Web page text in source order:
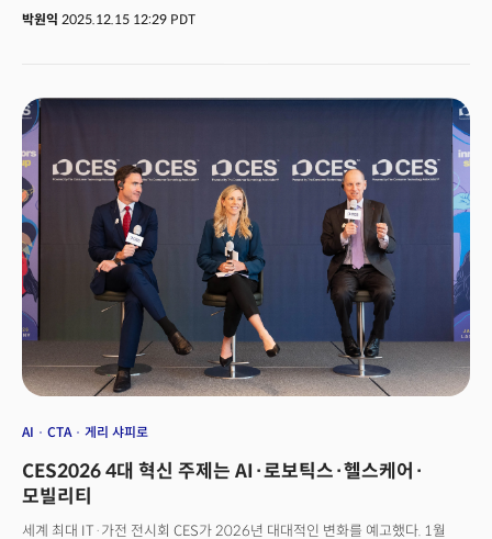
오스틴에서 ‘안전 감독관(Safety Driver)’이 탑승하지 않은 완전 무인 상태의
2026년 안전 감독관 없는 로보택시 상용화를 앞둔 실증 단계 절차로
해석되며 시장의 큰 기대감을 불러일으켰다. 구글 모회사 알파벳의 자율주행
사업 부문인 ‘웨이모(Waymo)’가 수년에 걸친 안전 요원 동승 테스트를 거친
것과 달리 테슬라는 방대한 주행 데이터를 바탕으로 이 과정을 비약적으로
단축시킬 수 있을 것이란 분석이다.👉생성AI 시대는 끝났다. 2026년,
행동AI의 시대로
박원익 2025.12.15 12:29 PDT
AI CTA 게리 샤피로
CES2026 4대 혁신 주제는 AI·로보틱스·헬스케어·
모빌리티
세계 최대 IT·가전 전시회 CES가 2026년 대대적인 변화를 예고했다. 1월